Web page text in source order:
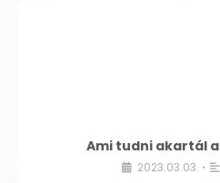
Ami tudni akartál
2023.03.03. •